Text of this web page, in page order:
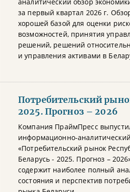
за первый квартал 2026 г.
хорошей базой для оценки
возможностей, принятия
решений, решений
и управления активами в
Потребительский
2025. Прогноз – 2026
Компания ПраймПресс
информационно-
«Потребительский рынок
Беларусь - 2025. Прогноз –
содержит наиболее полный
состояния и перспектив